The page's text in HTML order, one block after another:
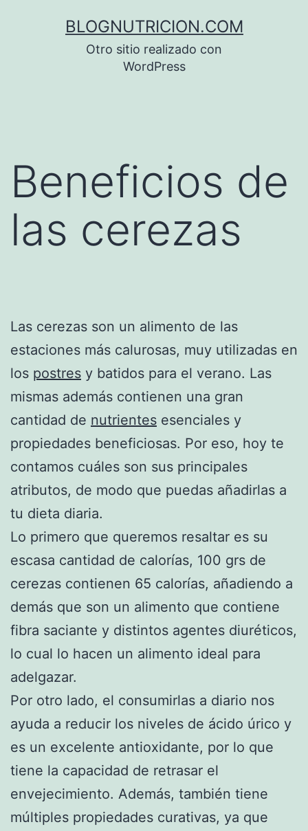
BLOGNUTRICION.COM
Otro sitio realizado con
WordPress
Beneficios de
las cerezas
Las cerezas son un alimento de las
estaciones más calurosas, muy utilizadas en
los postres y batidos para el verano. Las
mismas además contienen una gran
cantidad de nutrientes esenciales y
propiedades beneficiosas. Por eso, hoy te
contamos cuáles son sus principales
atributos, de modo que puedas añadirlas a
tu dieta diaria.
Lo primero que queremos resaltar es su
escasa cantidad de calorías, 100 grs de
cerezas contienen 65 calorías, añadiendo a
demás que son un alimento que contiene
fibra saciante y distintos agentes diuréticos,
lo cual lo hacen un alimento ideal para
adelgazar.
Por otro lado, el consumirlas a diario nos
ayuda a reducir los niveles de ácido úrico y
es un excelente antioxidante, por lo que
tiene la capacidad de retrasar el
envejecimiento. Además, también tiene
múltiples propiedades curativas, ya que